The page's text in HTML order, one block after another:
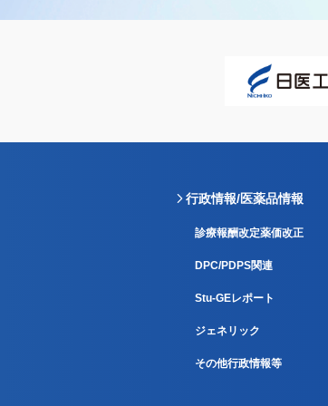
行政情報/医薬品情報
診療報酬改定薬価改正
DPC/PDPS関連
Stu-GEレポート
ジェネリック
その他行政情報等